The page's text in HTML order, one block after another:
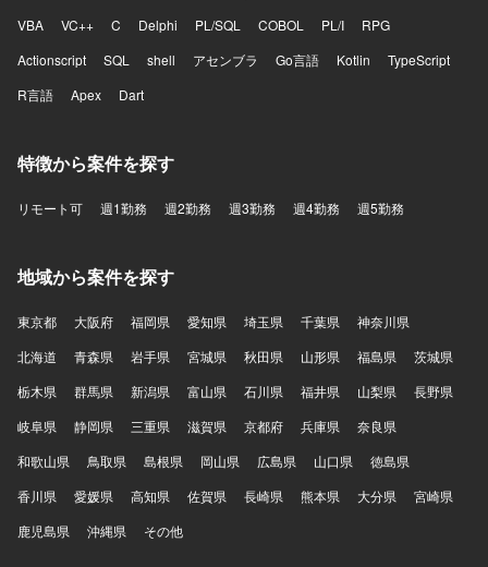
VBA
VC++ C Delphi PL/SQL COBOL PL/I
RPG
Actionscript
SQL shell アセンブラ Go言語 Kotlin
TypeScript
R言語
Apex Dart
特徴から案件を探す
リモート可 週1勤務 週2勤務 週3勤務 週4勤務 週5勤務
地域から案件を探す
東京都 大阪府 福岡県 愛知県 埼玉県 千葉県
神奈川県
北海道
青森県 岩手県 宮城県 秋田県 山形県 福島県
茨城県
栃木県
群馬県 新潟県 富山県 石川県 福井県 山梨県
長野県
岐阜県
静岡県 三重県 滋賀県 京都府 兵庫県
奈良県
和歌山県
鳥取県 島根県 岡山県 広島県 山口県
徳島県
香川県
愛媛県 高知県 佐賀県 長崎県 熊本県 大分県
宮崎県
鹿児島県
沖縄県 その他